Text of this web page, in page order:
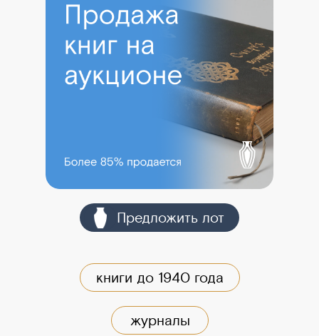
оо Предложить лот
журналы
книги до 1940 года